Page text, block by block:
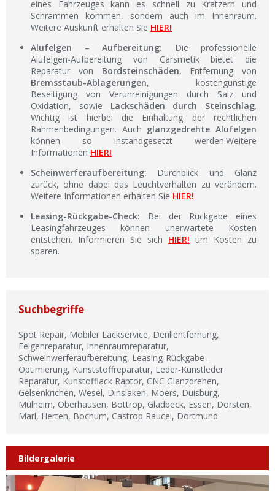
eines Fahrzeuges kann es schnell zu Kratzern und
Schrammen kommen, sondern auch im Innenraum.
Weitere Auskunft erhalten Sie HIER!
Alufelgen – Aufbereitung: Die professionelle
Alufelgen-Aufbereitung von Carsmetik bietet die
Reparatur von Bordsteinschäden, Entfernung von
Bremsstaub-Ablagerungen, kostengünstige
Beseitigung von Verunreinigungen durch Salz und
Oxidation, sowie Lackschäden durch Steinschlag.
Wichtig ist hierbei die Einhaltung der rechtlichen
Rahmenbedingungen. Auch glanzgedrehte Alufelgen
können so instandgesetzt werden.Weitere
Informationen HIER!
Scheinwerferaufbereitung: Durchblick und Glanz
zurück, ohne dabei das Leuchtverhalten zu verändern.
Weitere Informationen erhalten Sie HIER!
Leasing-Rückgabe-Check: Bei der Rückgabe eines
Leasingfahrzeuges können unerwartete Kosten
entstehen. Informieren Sie sich HIER! um Kosten zu
sparen.
Suchbegriffe
Spot Repair, Mobiler Lackservice, Denllentfernung,
Felgenreparatur, Innenraumreparatur,
Schweinwerferaufbereitung, Leasing-Rückgabe-
Optimierung, Kunststoffreparatur, Leder-Kunstleder
Reparatur, Kunstofflack Raptor, CNC Glanzdrehen,
Gelsenkrichen, Wesel, Dinslaken, Moers, Duisburg,
Mülheim, Oberhausen, Bottrop, Gladbeck, Essen, Dorsten,
Marl, Herten, Bochum, Castrop Raucel, Dortmund
Bildergalerie